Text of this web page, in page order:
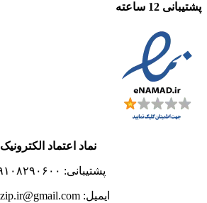
پشتیبانی 12 ساعته
نماد اعتماد الکترونیک
پشتیبانی: ۰۹۱۰۸۲۹۰۶۰۰
ایمیل: petzip.ir@gmail.com